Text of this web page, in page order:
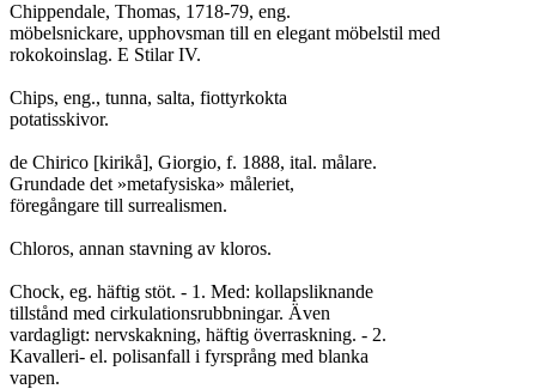
Chippendale, Thomas, 1718-79, eng.
möbelsnickare, upphovsman till en elegant möbelstil med
rokokoinslag. E Stilar IV.
Chips, eng., tunna, salta, fiottyrkokta
potatisskivor.
de Chirico [kirikå], Giorgio, f. 1888, ital. målare.
Grundade det »metafysiska» måleriet,
föregångare till surrealismen.
Chloros, annan stavning av kloros.
Chock, eg. häftig stöt. - 1. Med: kollapsliknande
tillstånd med cirkulationsrubbningar. Även
vardagligt: nervskakning, häftig överraskning. - 2.
Kavalleri- el. polisanfall i fyrsprång med blanka
vapen.